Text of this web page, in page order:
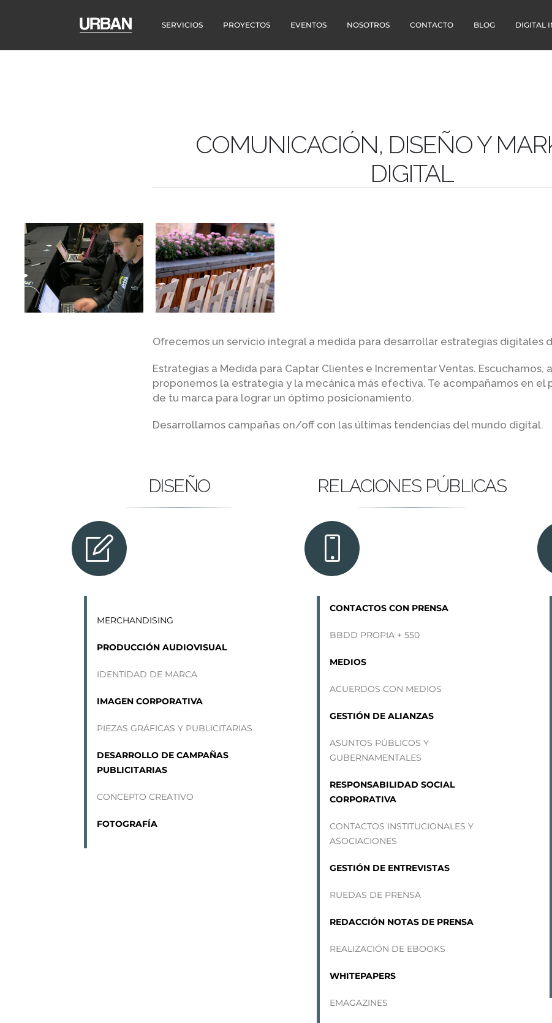
SERVICIOS PROYECTOS EVENTOS NOSOTROS CONTACTO BLOG DIGITAL
COMUNICACIÓN, DISEÑO Y
DIGITAL
Ofrecemos un servicio integral a medida para desarrollar estrategias digitales
Estrategias a Medida para Captar Clientes e Incrementar Ventas. Escuchamos,
proponemos la estrategia y la mecánica más efectiva. Te acompañamos en
de tu marca para lograr un óptimo posicionamiento.
Desarrollamos campañas on/off con las últimas tendencias del mundo digital.
DISEÑO
MERCHANDISING
PRODUCCIÓN AUDIOVISUAL
IDENTIDAD DE MARCA
IMAGEN CORPORATIVA
PIEZAS GRÁFICAS Y PUBLICITARIAS
DESARROLLO DE CAMPAÑAS
PUBLICITARIAS
CONCEPTO CREATIVO
FOTOGRAFÍA
RELACIONES PÚBLICAS
CONTACTOS CON PRENSA
BBDD PROPIA + 550
MEDIOS
ACUERDOS CON MEDIOS
GESTIÓN DE ALIANZAS
ASUNTOS PÚBLICOS Y
GUBERNAMENTALES
RESPONSABILIDAD SOCIAL
CORPORATIVA
CONTACTOS INSTITUCIONALES Y
ASOCIACIONES
GESTIÓN DE ENTREVISTAS
RUEDAS DE PRENSA
REDACCIÓN NOTAS DE PRENSA
REALIZACIÓN DE EBOOKS
WHITEPAPERS
EMAGAZINES